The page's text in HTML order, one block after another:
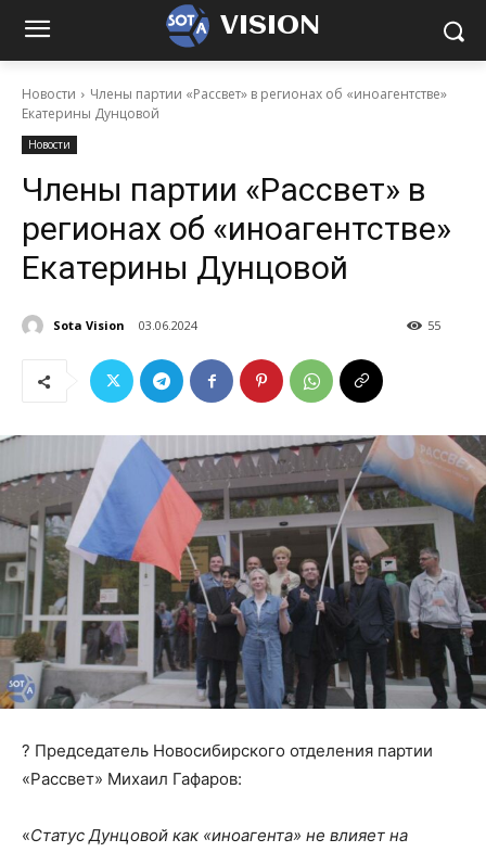
VISION
Новости
Члены партии «Рассвет» в регионах об «иноагентстве»
Екатерины Дунцовой
Новости
Члены партии «Рассвет» в
регионах об «иноагентстве»
Екатерины Дунцовой
Sota Vision 03.06.2024 55
? Председатель Новосибирского отделения партии
«Рассвет» Михаил Гафаров:
«Статус Дунцовой как «иноагента» не влияет на